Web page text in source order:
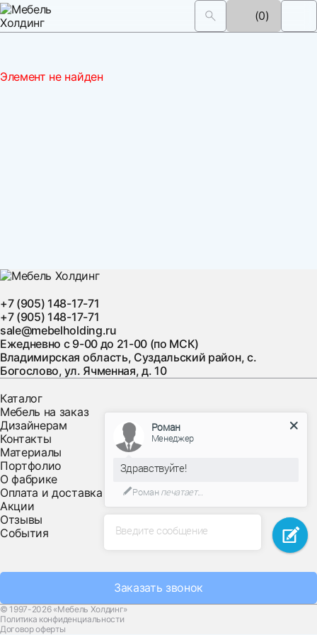
(0)
Элемент не найден
+7 (905) 148-17-71
+7 (905) 148-17-71
sale@mebelholding.ru
Ежедневно с 9-00 до 21-00 (по МСК)
Владимирская область, Суздальский район, с.
Богослово, ул. Ячменная, д. 10
Каталог
Мебель на заказ
Дизайнерам
Контакты
Материалы
Портфолио
О фабрике
Оплата и доставка
Акции
Отзывы
События
Заказать звонок
© 1997-2026 «Мебель Холдинг»
Политика конфиденциальности
Договор оферты
Введите сообщение
Роман
Менеджер
Здравствуйте!
Романпечатает...